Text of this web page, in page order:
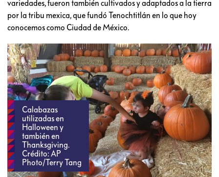
variedades, fueron también cultivados y adaptados a la tierra
por la tribu mexica, que fundó Tenochtitlán en lo que hoy
conocemos como Ciudad de México.
Calabazas
utilizadas en
Halloween y
también en
Thanksgiving.
Crédito: AP
Photo/Terry Tang